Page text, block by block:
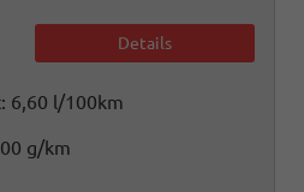
Details
6,60 l/100km
g/km